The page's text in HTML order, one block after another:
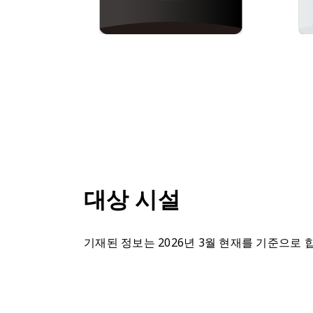
대상 시설
기재된 정보는 2026년 3월 현재를 기준으로